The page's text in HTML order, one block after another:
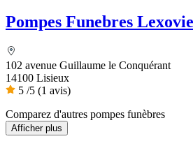
Pompes Funebres
102 avenue Guillaume le Conquérant
14100 Lisieux
5 /5 (1 avis)
Comparez d'autres pompes funèbres
Afficher plus